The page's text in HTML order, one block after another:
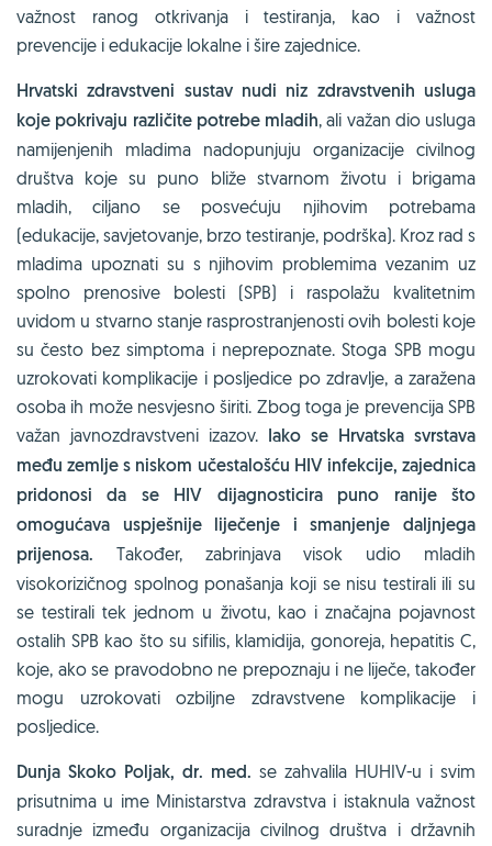
važnost ranog otkrivanja i testiranja, kao i važnost
prevencije i edukacije lokalne i šire zajednice.
Hrvatski zdravstveni sustav nudi niz zdravstvenih usluga
koje pokrivaju različite potrebe mladih, ali važan dio usluga
namijenjenih mladima nadopunjuju organizacije civilnog
društva koje su puno bliže stvarnom životu i brigama
mladih, ciljano se posvećuju njihovim potrebama
(edukacije, savjetovanje, brzo testiranje, podrška). Kroz rad s
mladima upoznati su s njihovim problemima vezanim uz
spolno prenosive bolesti (SPB) i raspolažu kvalitetnim
uvidom u stvarno stanje rasprostranjenosti ovih bolesti koje
su često bez simptoma i neprepoznate. Stoga SPB mogu
uzrokovati komplikacije i posljedice po zdravlje, a zaražena
osoba ih može nesvjesno širiti. Zbog toga je prevencija SPB
važan javnozdravstveni izazov. Iako se Hrvatska svrstava
među zemlje s niskom učestalošću HIV infekcije, zajednica
pridonosi da se HIV dijagnosticira puno ranije što
omogućava uspješnije liječenje i smanjenje daljnjega
prijenosa. Također, zabrinjava visok udio mladih
visokorizičnog spolnog ponašanja koji se nisu testirali ili su
se testirali tek jednom u životu, kao i značajna pojavnost
ostalih SPB kao što su sifilis, klamidija, gonoreja, hepatitis C,
koje, ako se pravodobno ne prepoznaju i ne liječe, također
mogu uzrokovati ozbiljne zdravstvene komplikacije i
posljedice.
Dunja Skoko Poljak, dr. med. se zahvalila HUHIV-u i svim
prisutnima u ime Ministarstva zdravstva i istaknula važnost
suradnje između organizacija civilnog društva i državnih